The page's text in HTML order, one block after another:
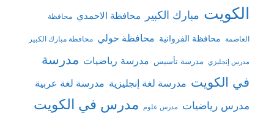
الكويت مبارك الكبير محافظة الاحمدي محافظة
العاصمة محافظة الفروانية محافظة حولي محافظة مبارك الكبير
مدرس إنجليزي مدرسة تأسيس مدرسة رياضيات مدرسة
في الكويت مدرسة لغة إنجليزية مدرسة لغة عربية
مدرس رياضيات مدرس علوم مدرس في الكويت